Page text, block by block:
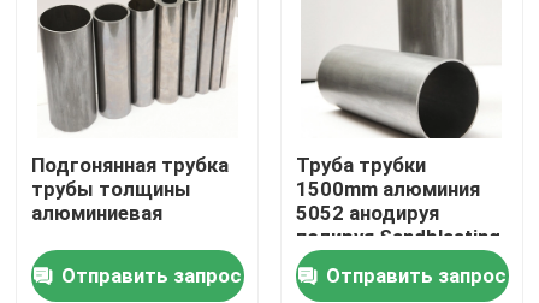
Свяжитесь мы
Спросите цитату
Алюминиевая плита листа
Плита листа нержавеющей стали
Подгонянная трубка
трубы толщины
алюминиевая
Отправить запрос
Труба трубки
1500mm алюминия
5052 анодируя
полируя Sandblasting
крася/трубка
Отправить запрос